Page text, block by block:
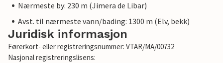
Nærmeste by: 230 m (Jimera de Libar)
Avst. til nærmeste vann/bading: 1300 m (Elv, bekk)
Juridisk informasjon
Førerkort- eller registreringsnummer: VTAR/MA/00732
Nasjonal registreringslisens: